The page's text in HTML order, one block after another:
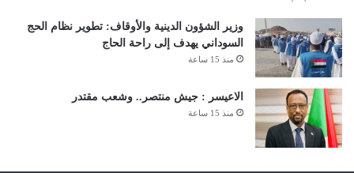
وزير الشؤون الدينية والأوقاف: تطوير نظام الحج
السوداني يهدف إلى راحة الحاج
منذ 15 ساعة
الاعيسر : جيش منتصر.. وشعب مقتدر
منذ 15 ساعة